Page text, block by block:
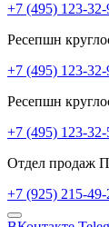
+7 (495) 123-32-
Ресепшн
+7 (495) 123-32-
Ресепшн
+7 (495) 123-32-
Отдел продаж
+7 (925) 215-49-